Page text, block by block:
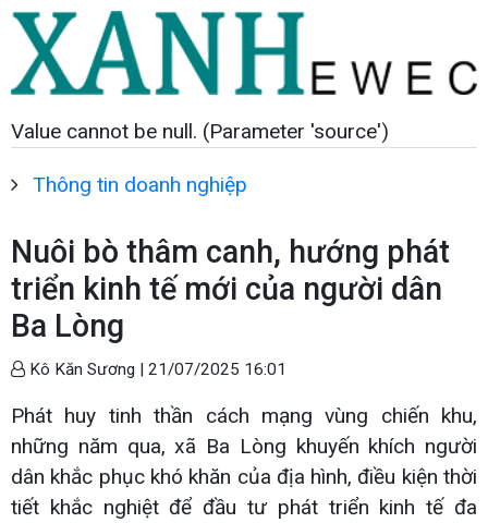
Value cannot be null. (Parameter 'source')
Thông tin doanh nghiệp
Nuôi bò thâm canh, hướng phát
triển kinh tế mới của người dân
Ba Lòng
Kô Kăn Sương | 21/07/2025 16:01
Phát huy tinh thần cách mạng vùng chiến khu,
những năm qua, xã Ba Lòng khuyến khích người
dân khắc phục khó khăn của địa hình, điều kiện thời
tiết khắc nghiệt để đầu tư phát triển kinh tế đa